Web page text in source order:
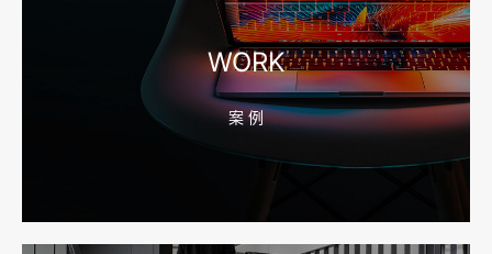
宁波高端网站建设公司推荐，移动端验收别放到最后
宁波网站建设报价怎么看？合同、源码和后台要先写清
WORK
案 例